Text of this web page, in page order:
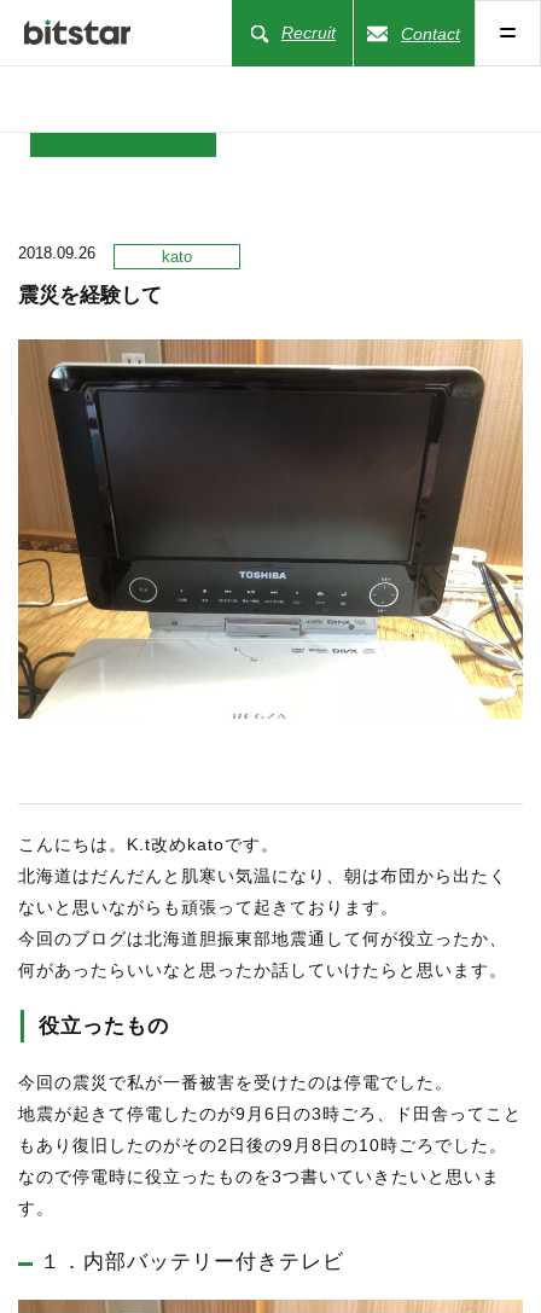
Recruit Contact
COMPANY
BUSINESS
WORKS
ACTION
RECRUIT
STAFF BLOG
CONTACT US
プライバシーポリシー
2018.09.26 kato
震災を経験して
こんにちは。K.t改めkatoです。
北海道はだんだんと肌寒い気温になり、朝は布団から出たく
ないと思いながらも頑張って起きております。
今回のブログは北海道胆振東部地震通して何が役立ったか、
何があったらいいなと思ったか話していけたらと思います。
役立ったもの
今回の震災で私が一番被害を受けたのは停電でした。
地震が起きて停電したのが9月6日の3時ごろ、ド田舎ってこと
もあり復旧したのがその2日後の9月8日の10時ごろでした。
なので停電時に役立ったものを3つ書いていきたいと思いま
す。
１．内部バッテリー付きテレビ